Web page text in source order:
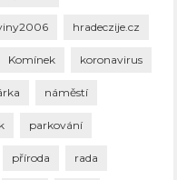
hradeczije.cz
Komínek koronavirus
náměstí
parkování
příroda rada